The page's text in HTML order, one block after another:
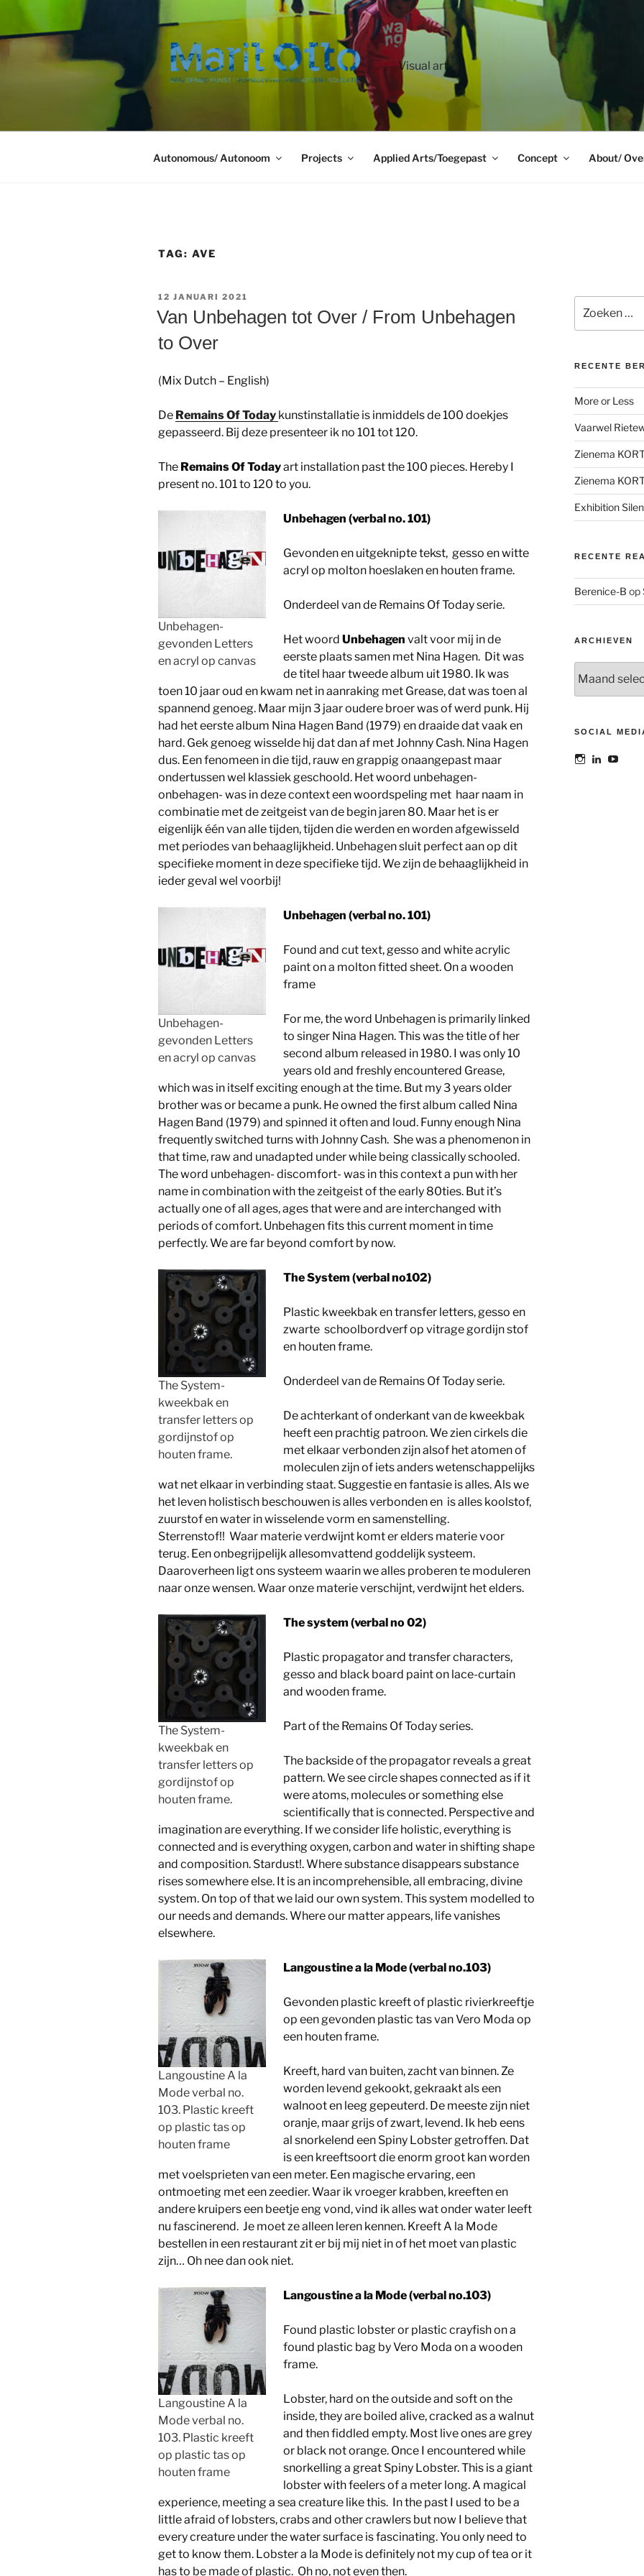
de
Visual art
Autonomous/ Autonoom Projects Applied Arts/Toegepast Concept About/
TAG: AVE
GEPLAATST
12 JANUARI 2021
Van Unbehagen tot Over / From Unbehagen
to Over
(Mix Dutch – English)
De Remains Of Today kunstinstallatie is inmiddels de 100 doekjes
gepasseerd. Bij deze presenteer ik no 101 tot 120.
The Remains Of Todayart installation past the 100 pieces. Hereby I
present no. 101 to 120 to you.
Unbehagen-
gevonden Letters
en acryl op canvas
Unbehagen (verbal no. 101)
Gevonden en uitgeknipte tekst, gesso en witte
acryl op molton hoeslaken en houten frame.
Onderdeel van de Remains Of Today serie.
Het woord Unbehagen valt voor mij in de
eerste plaats samen met Nina Hagen. Dit was
de titel haar tweede album uit 1980. Ik was
toen 10 jaar oud en kwam net in aanraking met Grease, dat was toen al
spannend genoeg. Maar mijn 3 jaar oudere broer was of werd punk. Hij
had het eerste album Nina Hagen Band (1979) en draaide dat vaak en
hard. Gek genoeg wisselde hij dat dan af met Johnny Cash. Nina Hagen
dus. Een fenomeen in die tijd, rauw en grappig onaangepast maar
ondertussen wel klassiek geschoold. Het woord unbehagen-
onbehagen- was in deze context een woordspeling met haar naam in
combinatie met de zeitgeist van de begin jaren 80. Maar het is er
eigenlijk één van alle tijden, tijden die werden en worden afgewisseld
met periodes van behaaglijkheid. Unbehagen sluit perfect aan op dit
specifieke moment in deze specifieke tijd. We zijn de behaaglijkheid in
ieder geval wel voorbij!
Unbehagen-
gevonden Letters
en acryl op canvas
Unbehagen (verbal no. 101)
Found and cut text, gesso and white acrylic
paint on a molton fitted sheet. On a wooden
frame
For me, the word Unbehagen is primarily linked
to singer Nina Hagen. This was the title of her
second album released in 1980. I was only 10
years old and freshly encountered Grease,
which was in itself exciting enough at the time. But my 3 years older
brother was or became a punk. He owned the first album called Nina
Hagen Band (1979) and spinned it often and loud. Funny enough Nina
frequently switched turns with Johnny Cash. She was a phenomenon in
that time, raw and unadapted under while being classically schooled.
The word unbehagen- discomfort- was in this context a pun with her
name in combination with the zeitgeist of the early 80ties. But it’s
actually one of all ages, ages that were and are interchanged with
periods of comfort. Unbehagen fits this current moment in time
perfectly. We are far beyond comfort by now.
The System-
kweekbak en
transfer letters op
gordijnstof op
houten frame.
The System (verbal no102)
Plastic kweekbak en transfer letters, gesso en
zwarte schoolbordverf op vitrage gordijn stof
en houten frame.
Onderdeel van de Remains Of Today serie.
De achterkant of onderkant van de kweekbak
heeft een prachtig patroon. We zien cirkels die
met elkaar verbonden zijn alsof het atomen of
moleculen zijn of iets anders wetenschappelijks
wat net elkaar in verbinding staat. Suggestie en fantasie is alles. Als we
het leven holistisch beschouwen is alles verbonden en is alles koolstof,
zuurstof en water in wisselende vorm en samenstelling.
Sterrenstof!! Waar materie verdwijnt komt er elders materie voor
terug. Een onbegrijpelijk allesomvattend goddelijk systeem.
Daaroverheen ligt ons systeem waarin we alles proberen te moduleren
naar onze wensen. Waar onze materie verschijnt, verdwijnt het elders.
The System-
kweekbak en
transfer letters op
gordijnstof op
houten frame.
The system (verbal no 02)
Plastic propagator and transfer characters,
gesso and black board paint on lace-curtain
and wooden frame.
Part of the Remains Of Today series.
The backside of the propagator reveals a great
pattern. We see circle shapes connected as if it
were atoms, molecules or something else
scientifically that is connected. Perspective and
imagination are everything. If we consider life holistic, everything is
connected and is everything oxygen, carbon and water in shifting shape
and composition. Stardust!. Where substance disappears substance
rises somewhere else. It is an incomprehensible, all embracing, divine
system. On top of that we laid our own system. This system modelled to
our needs and demands. Where our matter appears, life vanishes
elsewhere.
Langoustine A la
Mode verbal no.
103. Plastic kreeft
op plastic tas op
houten frame
Langoustine a la Mode (verbal no.103)
Gevonden plastic kreeft of plastic rivierkreeftje
op een gevonden plastic tas van Vero Moda op
een houten frame.
Kreeft, hard van buiten, zacht van binnen. Ze
worden levend gekookt, gekraakt als een
walnoot en leeg gepeuterd. De meeste zijn niet
oranje, maar grijs of zwart, levend. Ik heb eens
al snorkelend een Spiny Lobster getroffen. Dat
is een kreeftsoort die enorm groot kan worden
met voelsprieten van een meter. Een magische ervaring, een
ontmoeting met een zeedier. Waar ik vroeger krabben, kreeften en
andere kruipers een beetje eng vond, vind ik alles wat onder water leeft
nu fascinerend. Je moet ze alleen leren kennen. Kreeft A la Mode
bestellen in een restaurant zit er bij mij niet in of het moet van plastic
zijn… Oh nee dan ook niet.
Langoustine A la
Mode verbal no.
103. Plastic kreeft
op plastic tas op
houten frame
Langoustine a la Mode (verbal no.103)
Found plastic lobster or plastic crayfish on a
found plastic bag by Vero Moda on a wooden
frame.
Lobster, hard on the outside and soft on the
inside, they are boiled alive, cracked as a walnut
and then fiddled empty. Most live ones are grey
or black not orange. Once I encountered while
snorkelling a great Spiny Lobster. This is a giant
lobster with feelers of a meter long. A magical
experience, meeting a sea creature like this. In the past I used to be a
little afraid of lobsters, crabs and other crawlers but now I believe that
every creature under the water surface is fascinating. You only need to
get to know them. Lobster a la Mode is definitely not my cup of tea or it
has to be made of plastic. Oh no, not even then.
naar:
RECENTE
More or Less
Vaarwel
Zienema
Zienema
Exhibition
RECENTE
Berenice-B op
ARCHIEVEN
SOCIAL
BekijkBekijkBekijk